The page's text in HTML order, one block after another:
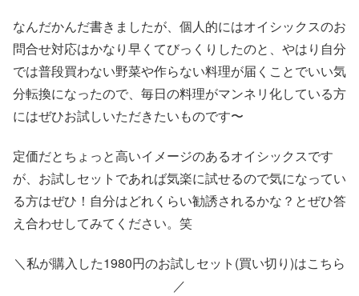
なんだかんだ書きましたが、個人的にはオイシックスのお
問合せ対応はかなり早くてびっくりしたのと、やはり自分
では普段買わない野菜や作らない料理が届くことでいい気
分転換になったので、毎日の料理がマンネリ化している方
にはぜひお試しいただきたいものです〜
定価だとちょっと高いイメージのあるオイシックスです
が、お試しセットであれば気楽に試せるので気になってい
る方はぜひ！自分はどれくらい勧誘されるかな？とぜひ答
え合わせしてみてください。笑
＼私が購入した1980円のお試しセット(買い切り)はこちら
／